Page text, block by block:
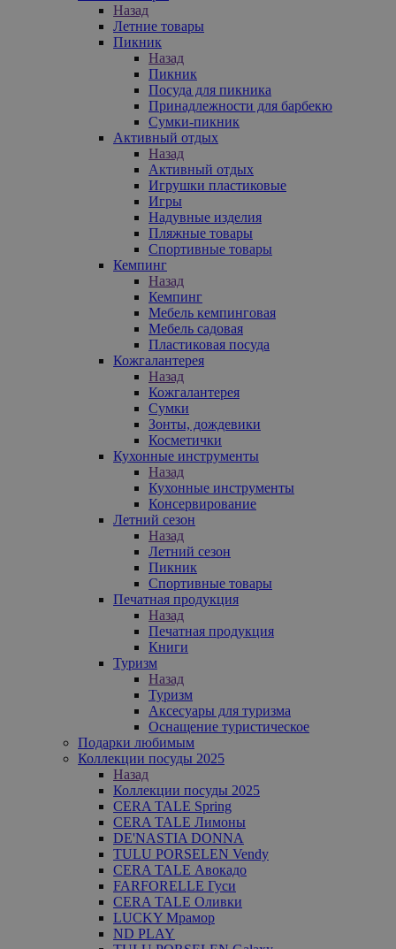
Назад
Летние товары
Пикник
Назад
Пикник
Посуда для пикника
Принадлежности для барбекю
Сумки-пикник
Активный отдых
Назад
Активный отдых
Игрушки пластиковые
Игры
Надувные изделия
Пляжные товары
Спортивные товары
Кемпинг
Назад
Кемпинг
Мебель кемпинговая
Мебель садовая
Пластиковая посуда
Кожгалантерея
Назад
Кожгалантерея
Сумки
Зонты, дождевики
Косметички
Кухонные инструменты
Назад
Кухонные инструменты
Консервирование
Летний сезон
Назад
Летний сезон
Пикник
Спортивные товары
Печатная продукция
Назад
Печатная продукция
Книги
Туризм
Назад
Туризм
Аксесуары для туризма
Оснащение туристическое
Подарки любимым
Коллекции посуды 2025
Назад
Коллекции посуды 2025
CERA TALE Spring
CERA TALE Лимоны
DE'NASTIA DONNA
TULU PORSELEN Vendy
CERA TALE Авокадо
FARFORELLE Гуси
CERA TALE Оливки
LUCKY Мрамор
ND PLAY